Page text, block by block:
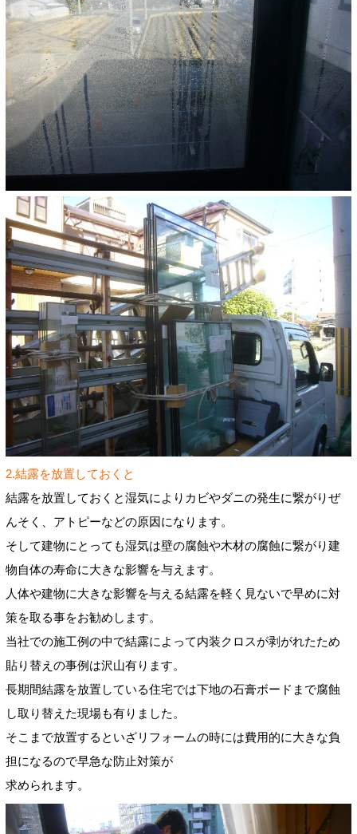
2.結露を放置しておくと
結露を放置しておくと湿気によりカビやダニの発生に繋がりぜ
んそく、アトピーなどの原因になります。
そして建物にとっても湿気は壁の腐蝕や木材の腐蝕に繋がり建
物自体の寿命に大きな影響を与えます。
人体や建物に大きな影響を与える結露を軽く見ないで早めに対
策を取る事をお勧めします。
当社での施工例の中で結露によって内装クロスが剥がれたため
貼り替えの事例は沢山有ります。
長期間結露を放置している住宅では下地の石膏ボードまで腐蝕
し取り替えた現場も有りました。
そこまで放置するといざリフォームの時には費用的に大きな負
担になるので早急な防止対策が
求められます。